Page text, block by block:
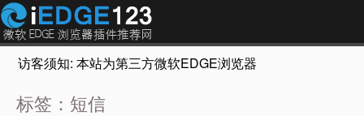
访客须知: 本站为第三方微软EDGE浏览器插件推荐网站，
标签：短信